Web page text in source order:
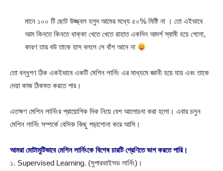
মানে ১০০ টি ছোট উজ্জ্বল হলুদ আমের মধ্যে ৫০% মিষ্টি না । তো এইভাবে
আম কিনতে কিনতে ধাক্কা খেতে খেতে রাহাত একদিন আদর্শ স্বামী হয়ে গেলো,
কারণ তার বউ তাকে হাস বললে সে বাঁশ আনে না
তো বন্ধুগণ ঠিক একইভাবে একটি মেশিন লার্নিং এর মাধ্যমে জ্ঞানী হয়ে যায় এবং তাকে
দেয়া কাজ ঠিকমত করতে পার।
এতক্ষণ মেশিন লার্নিংর প্রায়োগিক দিক নিয়ে বেশ আলোচনা করা হলো। এবার চলুন
মেশিন লার্নিং সম্পর্কে বেসিক কিছু পড়াশোনা করে আসি।
আমরা মোটামুটিভাবে মেশিন লার্নিংকে বিশেষ চারটি শ্রেণিতে ভাগ করতে পারি।
১. Supervised Learning. (সুপারভাইসড লার্নিং)।